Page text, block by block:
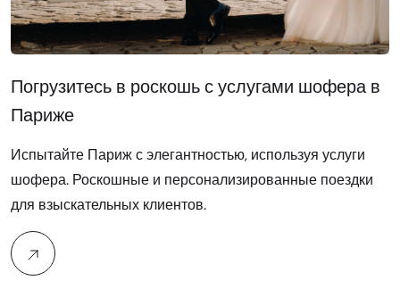
Погрузитесь в роскошь с услугами шофера в
Париже
Испытайте Париж с элегантностью, используя услуги
шофера. Роскошные и персонализированные поездки
для взыскательных клиентов.